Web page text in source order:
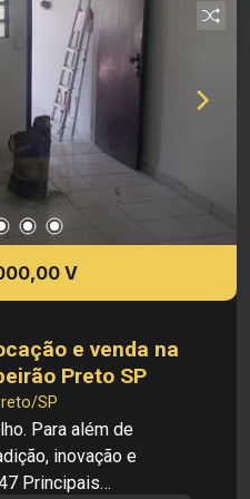
acesso a escolas,
e comércios locais
Valor de
de negócios
e exclusividade!
ao direito de alterar
aos valores,
seus imóveis, sem
V
e venda na
Preto SP
SP
Para além de
inovação e